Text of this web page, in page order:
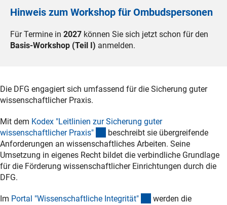
Hinweis zum Workshop für Ombudspersonen
Für Termine in 2027 können Sie sich jetzt schon für den
Basis-Workshop (Teil I) anmelden.
Die DFG engagiert sich umfassend für die Sicherung guter
wissenschaftlicher Praxis.
Mit dem Kodex "Leitlinien zur Sicherung guter
wissenschaftlicher Praxis" (externer Link)
beschreibt sie übergreifende
Anforderungen an wissenschaftliches Arbeiten. Seine
Umsetzung in eigenes Recht bildet die verbindliche Grundlage
für die Förderung wissenschaftlicher Einrichtungen durch die
DFG.
Im Portal "Wissenschaftliche Integrität" (externer Link)
werden die